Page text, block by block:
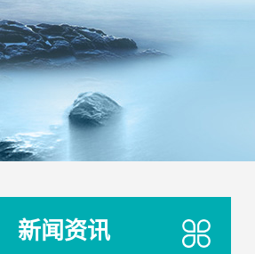
新闻资讯